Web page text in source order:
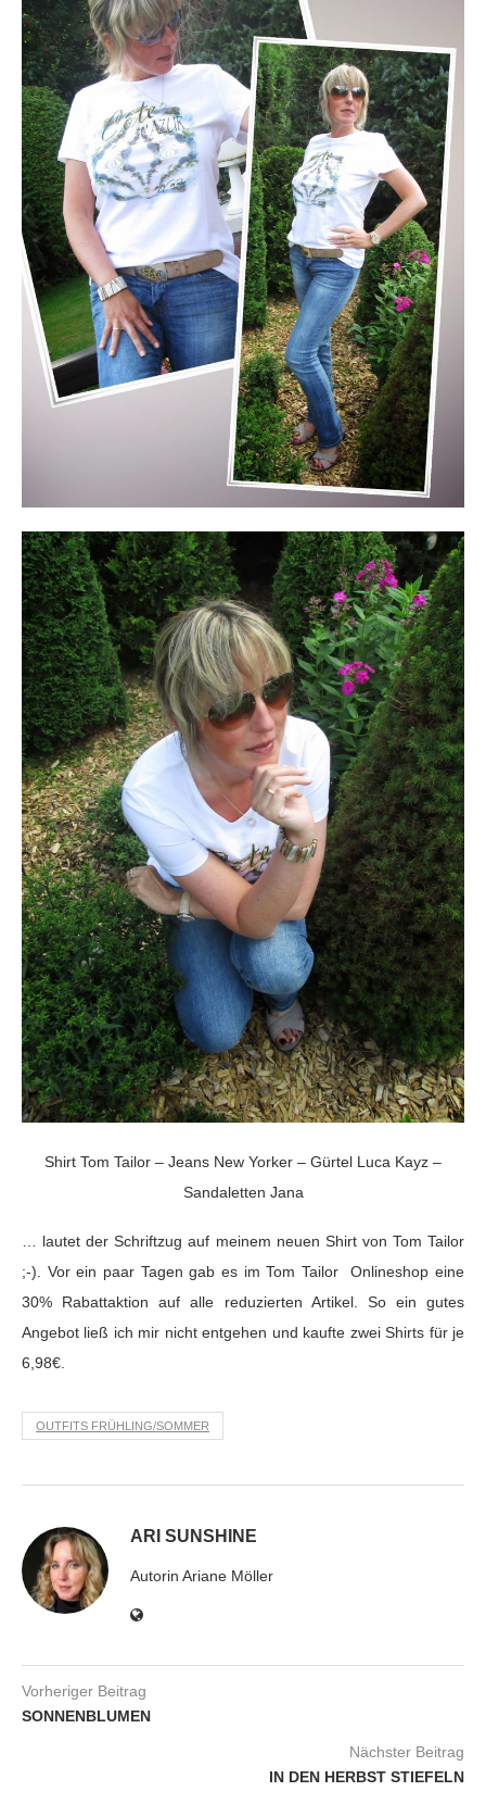
Shirt Tom Tailor – Jeans New Yorker – Gürtel Luca Kayz –
Sandaletten Jana
… lautet der Schriftzug auf meinem neuen Shirt von Tom Tailor
;-). Vor ein paar Tagen gab es im Tom Tailor Onlineshop eine
30% Rabattaktion auf alle reduzierten Artikel. So ein gutes
Angebot ließ ich mir nicht entgehen und kaufte zwei Shirts für je
6,98€.
OUTFITS FRÜHLING/SOMMER
ARI SUNSHINE
Autorin Ariane Möller
Vorheriger Beitrag
SONNENBLUMEN
Nächster Beitrag
IN DEN HERBST STIEFELN